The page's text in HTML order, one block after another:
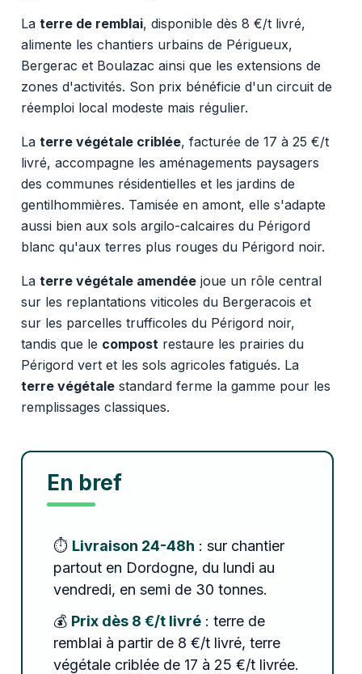
La terre de remblai, disponible dès 8 €/t livré,
alimente les chantiers urbains de Périgueux,
Bergerac et Boulazac ainsi que les extensions de
zones d'activités. Son prix bénéficie d'un circuit de
réemploi local modeste mais régulier.
La terre végétale criblée, facturée de 17 à 25 €/t
livré, accompagne les aménagements paysagers
des communes résidentielles et les jardins de
gentilhommières. Tamisée en amont, elle s'adapte
aussi bien aux sols argilo-calcaires du Périgord
blanc qu'aux terres plus rouges du Périgord noir.
La terre végétale amendéejoue un rôle central
sur les replantations viticoles du Bergeracois et
sur les parcelles trufficoles du Périgord noir,
tandis que le compost restaure les prairies du
Périgord vert et les sols agricoles fatigués. La
terre végétalestandard ferme la gamme pour les
remplissages classiques.
En bref
⏱️ Livraison 24-48h : sur chantier
partout en Dordogne, du lundi au
vendredi, en semi de 30 tonnes.
💰 Prix dès 8 €/t livré: terre de
remblai à partir de 8 €/t livré, terre
végétale criblée de 17 à 25 €/t livrée.